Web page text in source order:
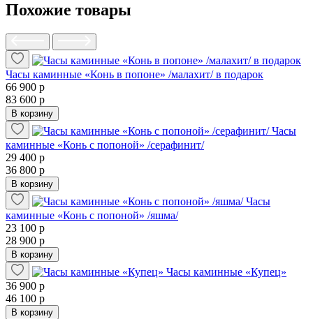
Похожие товары
Часы каминные «Конь в попоне» /малахит/ в подарок
66 900 р
83 600 р
В корзину
Часы
каминные «Конь с попоной» /серафинит/
29 400 р
36 800 р
В корзину
Часы
каминные «Конь с попоной» /яшма/
23 100 р
28 900 р
В корзину
Часы каминные «Купец»
36 900 р
46 100 р
В корзину